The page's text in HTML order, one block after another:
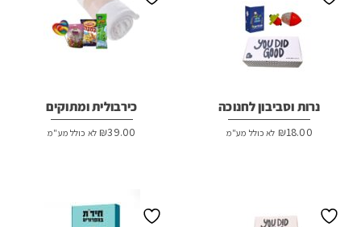
נרות וסביבון לחנוכה
₪18.00 לא כולל מע"מ
כירבולית ומתוקים
₪39.00 לא כולל מע"מ